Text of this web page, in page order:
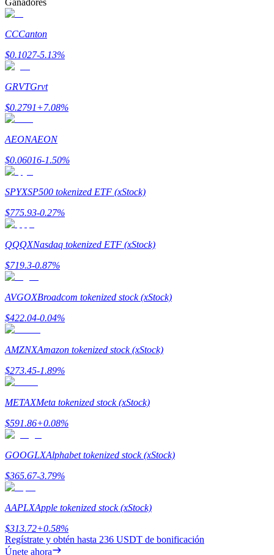
Bitrue Partners
Afiliados de Bitrue
¡Hasta un 65% de comisiones!
Referencia
Invita a un amigo para recibir recompensas en efectivo
Deposit CASHCAT & Win
Ganadores
CCCanton
$0.1027-5.13%
GRVTGrvt
$0.2791+7.08%
AEONAEON
$0.06016-1.50%
SPYXSP500 tokenized ETF (xStock)
$775.93-0.27%
QQQXNasdaq tokenized ETF (xStock)
$719.3-0.87%
AVGOXBroadcom tokenized stock (xStock)
$422.04-0.04%
AMZNXAmazon tokenized stock (xStock)
$273.45-1.89%
METAXMeta tokenized stock (xStock)
$591.86+0.08%
GOOGLXAlphabet tokenized stock (xStock)
$365.67-3.79%
AAPLXApple tokenized stock (xStock)
$313.72+0.58%
Regístrate y obtén hasta 236 USDT de bonificación
Únete ahora